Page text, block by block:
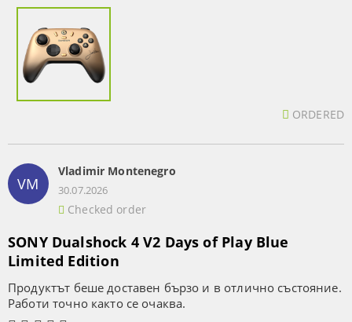
ORDERED
VM
Vladimir Montenegro
30.07.2026
Checked order
SONY Dualshock 4 V2 Days of Play Blue
Limited Edition
Продуктът беше доставен бързо и в отлично състояние.
Работи точно както се очаква.